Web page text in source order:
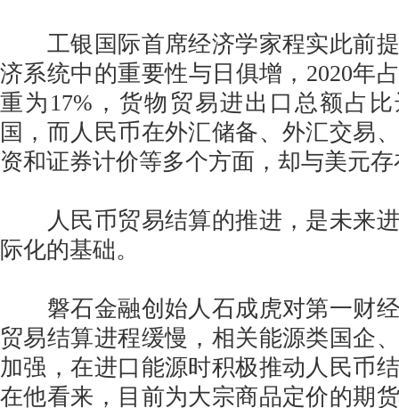
工银国际首席经济学家程实此前提
济系统中的重要性与日俱增，2020年
重为17%，货物贸易进出口总额占
国，而人民币在外汇储备、外汇交易
资和证券计价等多个方面，却与美元
人民币贸易结算的推进，是未来进
际化的基础。
磐石金融创始人石成虎对第一财经
贸易结算进程缓慢，相关能源类国企
加强，在进口能源时积极推动人民币
在他看来，目前为大宗商品定价的期